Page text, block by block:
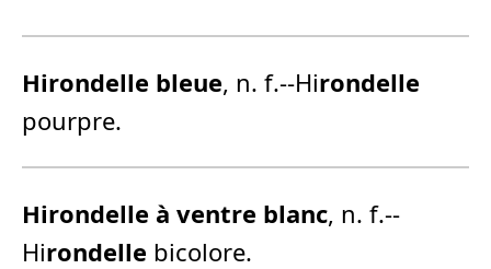
Hirondelle bleue, n. f.--Hirondelle
pourpre.
Hirondelle à ventre blanc, n. f.--
Hirondelle bicolore.